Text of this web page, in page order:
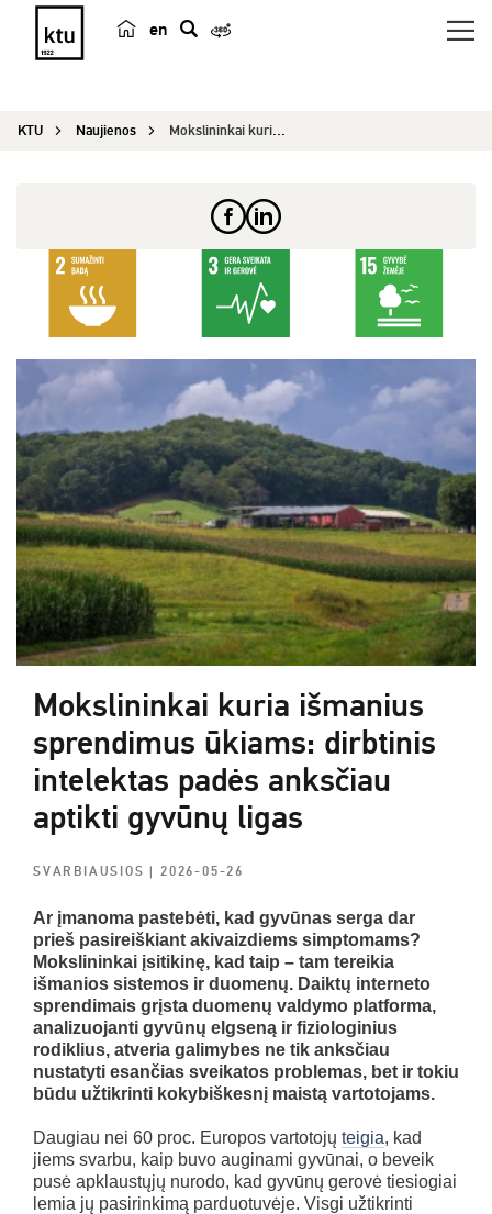
en
e
KTU Naujienos Mokslininkai kuria išmanius sprendimus ūkiams: d...
Mokslininkai kuria išmanius
sprendimus ūkiams: dirbtinis
intelektas padės anksčiau
aptikti gyvūnų ligas
SVARBIAUSIOS| 2026-05-26
Ar įmanoma pastebėti, kad gyvūnas serga dar
prieš pasireiškiant akivaizdiems simptomams?
Mokslininkai įsitikinę, kad taip – tam tereikia
išmanios sistemos ir duomenų. Daiktų interneto
sprendimais grįsta duomenų valdymo platforma,
analizuojanti gyvūnų elgseną ir fiziologinius
rodiklius, atveria galimybes ne tik anksčiau
nustatyti esančias sveikatos problemas, bet ir tokiu
būdu užtikrinti kokybiškesnį maistą vartotojams.
Daugiau nei 60 proc. Europos vartotojų teigia, kad
jiems svarbu, kaip buvo auginami gyvūnai, o beveik
pusė apklaustųjų nurodo, kad gyvūnų gerovė tiesiogiai
lemia jų pasirinkimą parduotuvėje. Visgi užtikrinti